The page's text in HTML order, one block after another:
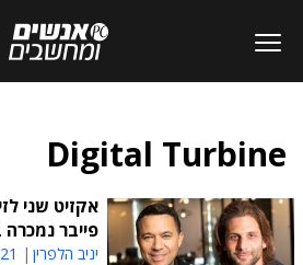
Digital Turbine
אקזיט שני
פייבר נמכרה ב-650 מיליון
יניב הלפרין